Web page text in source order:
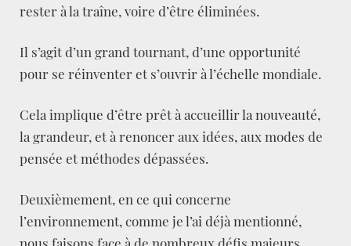
rester à la traîne, voire d’être éliminées.
Il s’agit d’un grand tournant, d’une opportunité
pour se réinventer et s’ouvrir à l’échelle mondiale.
Cela implique d’être prêt à accueillir la nouveauté,
la grandeur, et à renoncer aux idées, aux modes de
pensée et méthodes dépassées.
Deuxièmement, en ce qui concerne
l’environnement, comme je l’ai déjà mentionné,